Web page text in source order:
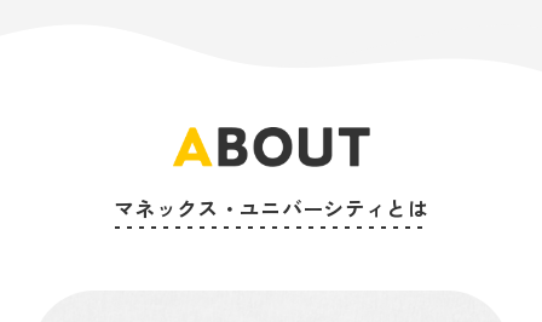
マネックス・ユニバーシティとは